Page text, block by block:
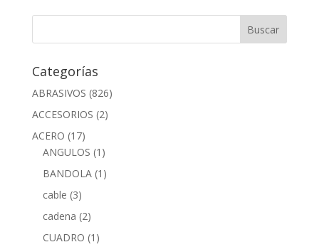
Categorías
ABRASIVOS (826)
ACCESORIOS (2)
ACERO (17)
ANGULOS (1)
BANDOLA (1)
cable (3)
cadena (2)
CUADRO (1)